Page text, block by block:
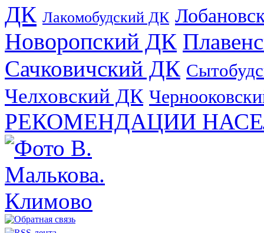
ДК Лакомобудский ДК
Новоропский ДК
Сачковичский ДК
Челховский ДК
РЕКОМЕНДАЦИИ